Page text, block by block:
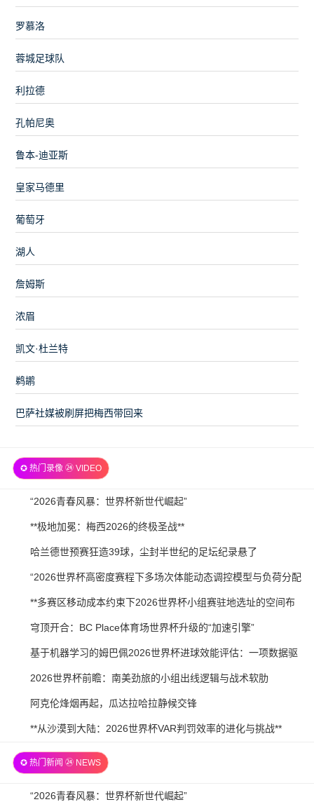
罗慕洛
蓉城足球队
利拉德
孔帕尼奥
鲁本-迪亚斯
皇家马德里
葡萄牙
湖人
詹姆斯
浓眉
凯文·杜兰特
鹈鹕
巴萨社媒被刷屏把梅西带回来
✪ 热门录像 ㉔ VIDEO
2026-
“2026青春风暴：世界杯新世代崛起”
2026-
**极地加冕：梅西2026的终极圣战**
2026-
哈兰德世预赛狂造39球，尘封半世纪的足坛纪录悬了
2026-
“2026世界杯高密度赛程下多场次体能动态调控模型与负荷分配
策略研究”
2026-
**多赛区移动成本约束下2026世界杯小组赛驻地选址的空间布
局优化研究**
2026-
穹顶开合：BC Place体育场世界杯升级的“加速引擎”
2026-
基于机器学习的姆巴佩2026世界杯进球效能评估：一项数据驱
动预测
2026-
2026世界杯前瞻：南美劲旅的小组出线逻辑与战术软肋
2026-
阿克伦烽烟再起，瓜达拉哈拉静候交锋
2026-
18
**从沙漠到大陆：2026世界杯VAR判罚效率的进化与挑战**
✪ 热门新闻 ㉔ NEWS
2026-
“2026青春风暴：世界杯新世代崛起”